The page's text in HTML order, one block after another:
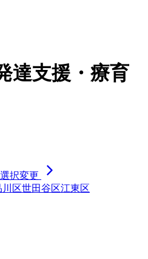
達支援・療育
択変更
川区世田谷区江東区